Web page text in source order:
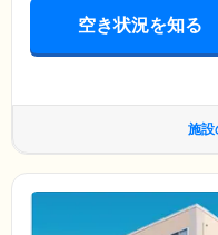
ポートします。マシンに
療法士のマッサージによ
空き状況を知る
施設